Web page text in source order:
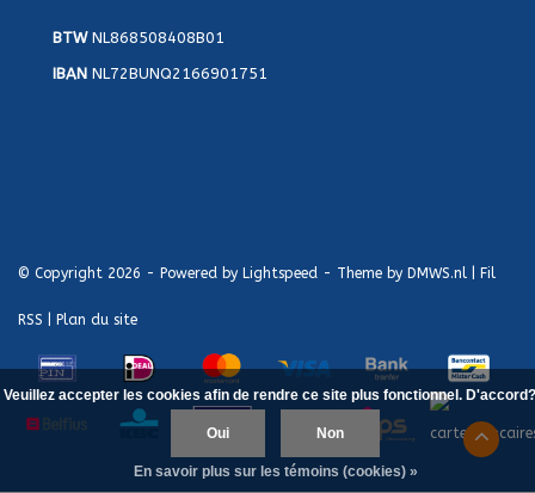
BTWNL868508408B01
IBAN NL72BUNQ2166901751
© Copyright 2026 - Powered by Lightspeed - Theme by DMWS.nl Fil
RSS Plan du site
Veuillez accepter les cookies afin de rendre ce site plus fonctionnel. D'accord?
Oui Non
En savoir plus sur les témoins (cookies) »